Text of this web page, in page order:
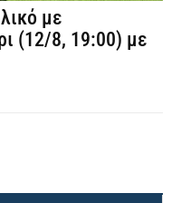
με
(12/8, 19:00) με